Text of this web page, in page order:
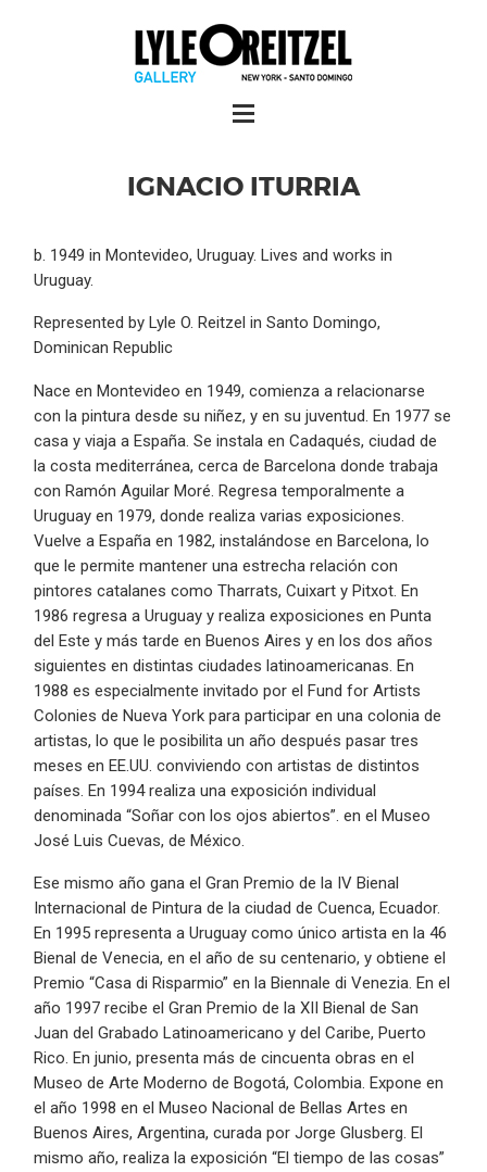
IGNACIO ITURRIA
b. 1949 in Montevideo, Uruguay. Lives and works in
Uruguay.
Represented by Lyle O. Reitzel in Santo Domingo,
Dominican Republic
Nace en Montevideo en 1949, comienza a relacionarse
con la pintura desde su niñez, y en su juventud. En 1977 se
casa y viaja a España. Se instala en Cadaqués, ciudad de
la costa mediterránea, cerca de Barcelona donde trabaja
con Ramón Aguilar Moré. Regresa temporalmente a
Uruguay en 1979, donde realiza varias exposiciones.
Vuelve a España en 1982, instalándose en Barcelona, lo
que le permite mantener una estrecha relación con
pintores catalanes como Tharrats, Cuixart y Pitxot. En
1986 regresa a Uruguay y realiza exposiciones en Punta
del Este y más tarde en Buenos Aires y en los dos años
siguientes en distintas ciudades latinoamericanas. En
1988 es especialmente invitado por el Fund for Artists
Colonies de Nueva York para participar en una colonia de
artistas, lo que le posibilita un año después pasar tres
meses en EE.UU. conviviendo con artistas de distintos
países. En 1994 realiza una exposición individual
denominada “Soñar con los ojos abiertos”. en el Museo
José Luis Cuevas, de México.
Ese mismo año gana el Gran Premio de la IV Bienal
Internacional de Pintura de la ciudad de Cuenca, Ecuador.
En 1995 representa a Uruguay como único artista en la 46
Bienal de Venecia, en el año de su centenario, y obtiene el
Premio “Casa di Risparmio” en la Biennale di Venezia. En el
año 1997 recibe el Gran Premio de la XII Bienal de San
Juan del Grabado Latinoamericano y del Caribe, Puerto
Rico. En junio, presenta más de cincuenta obras en el
Museo de Arte Moderno de Bogotá, Colombia. Expone en
el año 1998 en el Museo Nacional de Bellas Artes en
Buenos Aires, Argentina, curada por Jorge Glusberg. El
mismo año, realiza la exposición “El tiempo de las cosas”